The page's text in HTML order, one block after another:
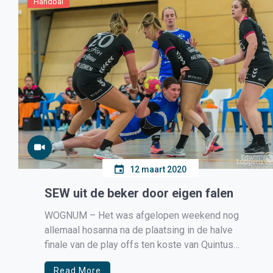
12 maart 2020
SEW uit de beker door eigen falen
WOGNUM – Het was afgelopen weekend nog
allemaal hosanna na de plaatsing in de halve
finale van de play offs ten koste van Quintus
maar deze feeststemming was na het bekerduel
Read More